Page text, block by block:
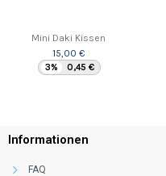
Mini Daki Kissen
15,00 €
3% 0,45 €
Informationen
FAQ